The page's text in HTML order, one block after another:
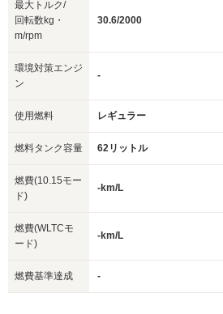
最大トルク/
回転数kg・
m/rpm
30.6/2000
環境対策エンジ
ン
-
使用燃料 レギュラー
燃料タンク容量 62リットル
燃費(10.15モー
ド)
-km/L
燃費(WLTCモ
ード)
-km/L
燃費基準達成 -